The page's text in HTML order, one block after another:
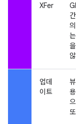
XFer
업데
이트